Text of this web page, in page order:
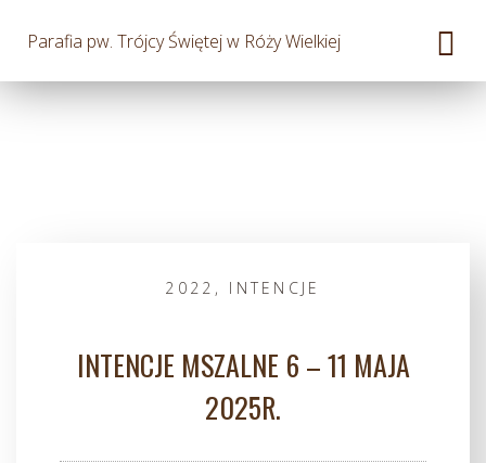
Parafia pw. Trójcy Świętej w Róży Wielkiej
2022 , INTENCJE
INTENCJE MSZALNE 6 – 11 MAJA
2025R.